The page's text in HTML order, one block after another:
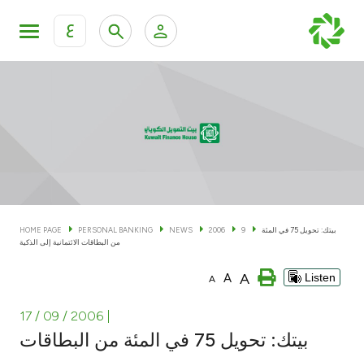
ع
KFH Online Corporate Banking Services
Cards
Banking Tiers
Investment
HOME PAGE PERSONAL BANKING NEWS 2006 9
بيتك: تحويل 75 في المئة
من البطاقات الائتمانية إلى الذكية
A A A Listen
17 / 09 / 2006
بيتك: تحويل 75 في المئة من البطاقات